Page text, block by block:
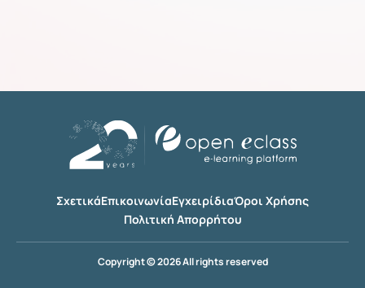
ΣχετικάΕπικοινωνίαΕγχειρίδιαΌροι Χρήσης
Πολιτική Απορρήτου
Copyright © 2026 All rights reserved